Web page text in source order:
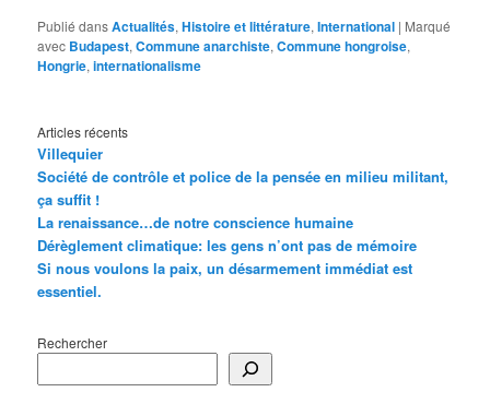
Publié dansActualités,Histoire et littérature,International | Marqué
avec Budapest,Commune anarchiste,Commune hongroise,
Hongrie,internationalisme
Articles récents
Villequier
Société de contrôle et police de la pensée en milieu militant,
ça suffit !
La renaissance…de notre conscience humaine
Dérèglement climatique: les gens n’ont pas de mémoire
Si nous voulons la paix, un désarmement immédiat est
essentiel.
Rechercher